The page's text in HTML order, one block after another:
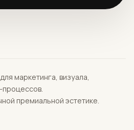
маркетинга, визуала,
процессов.
премиальной эстетике.